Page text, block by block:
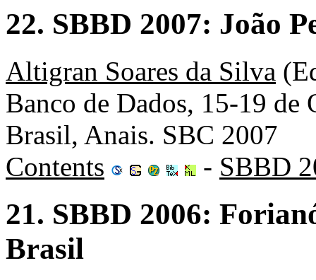
22. SBBD 2007: João
Altigran Soares da Silva
Banco de Dados, 15-19 de
Brasil, Anais. SBC 2007
Contents
- SBBD
21. SBBD 2006:
Brasil